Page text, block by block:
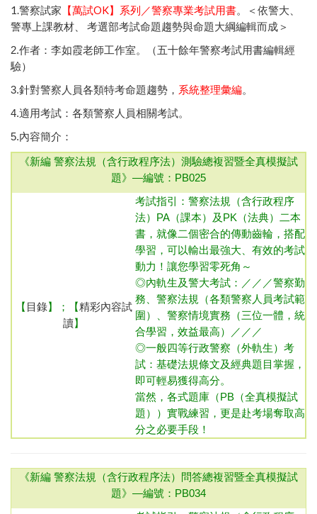
1.警察試家 【萬試OK】系列／警察專業考試用書。＜依警大、
警專上課教材、 考選部考試命題趨勢與命題大綱編輯而成＞
2.作者：李如霞老師工作室。（五十餘年警察考試用書編輯經
驗）
3.針對警察人員各類特考命題趨勢， 系統整理彙編。
4.適用考試：各類警察人員相關考試。
5.內容簡介：
《新編 警察法規（含行政程序法）測驗總複習暨全真模擬試
題》—編號：PB025
【 目錄】；【精彩內容試
讀】
考試指引： 警察法規（含行政程序
法）
PA（課本）及PK（法典）二本
書，就像二個密合的傳動齒輪，搭配
學習，可以輸出最強大、有效的考試
動力！讓您學習零死角～
◎內軌生及警大考試：／／／警察勤
務、警察法規（各類警察人員考試範
圍）、警察情境實務（三位一體，統
合學習，效益最高）／／／
◎一般四等行政警察（外軌生） 考
試：基礎法規條文及經典題目掌握，
即可輕易獲得高分。
當然，各式題庫（PB（全真模擬試
題））實戰練習，更是赴考場奪取高
分之必要手段！
《新編 警察法規（含行政程序法）問答總複習暨全真模擬試
題》—編號：PB034